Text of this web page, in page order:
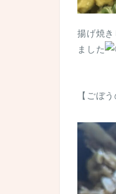
揚げ焼
ました
【ごぼ